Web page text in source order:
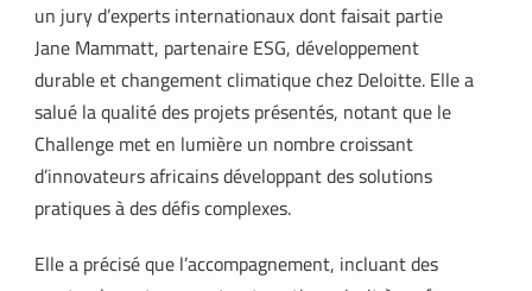
un jury d’experts internationaux dont faisait partie
Jane Mammatt, partenaire ESG, développement
durable et changement climatique chez Deloitte. Elle a
salué la qualité des projets présentés, notant que le
Challenge met en lumière un nombre croissant
d’innovateurs africains développant des solutions
pratiques à des défis complexes.
Elle a précisé que l’accompagnement, incluant des
Mobile money, cryptomonnaie : PayPal
abat deux cartes maîtresses pour
s’imposer en Afrique
Armel Djoba 22 mai 2026
En associant l’interopérabilité de PayPal
World au stablecoin PYUSD, PayPal
promet de désenclaver le commerce
africain et accélérer l’inclusion financière
grâce à des transactions
transfrontalières plus rapides, stables et
économiques.